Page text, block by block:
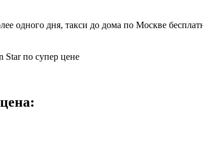
одного дня, такси до дома по Москве
Star по супер цене